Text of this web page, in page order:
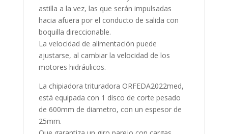
astilla a la vez, las que serán impulsadas
hacia afuera por el conducto de salida con
boquilla direccionable.
La velocidad de alimentación puede
ajustarse, al cambiar la velocidad de los
motores hidráulicos.
La chipiadora trituradora ORFEDA2022med,
está equipada con 1 disco de corte pesado
de 600mm de diametro, con un espesor de
25mm.